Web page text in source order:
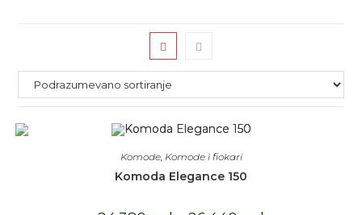
Komode, Komode i fiokari
Komoda Elegance 150